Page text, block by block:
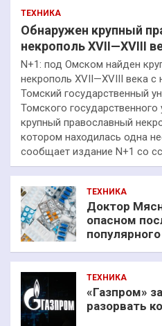
ТЕХНИКА
Обнаружен крупный
некрополь XVII—XVIII
N+1: под Омском найден
некрополь XVII—XVIII века
Томский государственный
Томского государственного
крупный православный
котором находилась одна
сообщает издание N+1 со
ТЕХНИКА
Доктор
опасном
ТЕХНИКА
«Газпром»
разорвать